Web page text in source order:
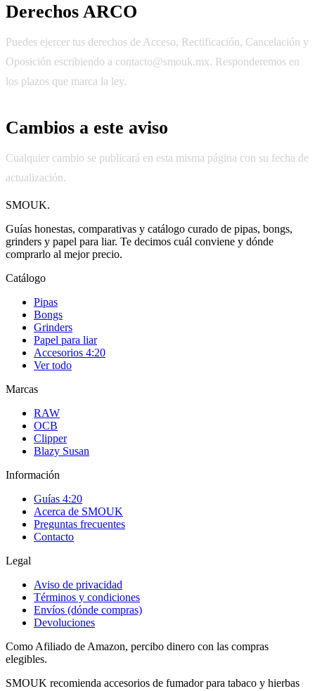
Derechos ARCO
Puedes ejercer tus derechos de Acceso, Rectificación, Cancelación y
Oposición escribiendo a contacto@smouk.mx. Responderemos en
los plazos que marca la ley.
Cambios a este aviso
Cualquier cambio se publicará en esta misma página con su fecha de
actualización.
SMOUK.
Guías honestas, comparativas y catálogo curado de pipas, bongs,
grinders y papel para liar. Te decimos cuál conviene y dónde
comprarlo al mejor precio.
Catálogo
Pipas
Bongs
Grinders
Papel para liar
Accesorios 4:20
Ver todo
Marcas
RAW
OCB
Clipper
Blazy Susan
Información
Guías 4:20
Acerca de SMOUK
Preguntas frecuentes
Contacto
Legal
Aviso de privacidad
Términos y condiciones
Envíos (dónde compras)
Devoluciones
Como Afiliado de Amazon, percibo dinero con las compras
elegibles.
SMOUK recomienda accesorios de fumador para tabaco y hierbas